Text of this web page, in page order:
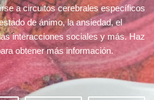
a circuitos cerebrales específicos
de ánimo, la ansiedad, el
interacciones sociales y más. Haz
obtener más información.